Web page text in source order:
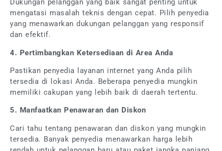
Dukungan pelanggan yang baik sangat penting untuk
mengatasi masalah teknis dengan cepat. Pilih penyedia
yang menawarkan dukungan pelanggan yang responsif
dan efektif.
4. Pertimbangkan Ketersediaan di Area Anda
Pastikan penyedia layanan internet yang Anda pilih
tersedia di lokasi Anda. Beberapa penyedia mungkin
memiliki cakupan yang lebih baik di daerah tertentu.
5. Manfaatkan Penawaran dan Diskon
Cari tahu tentang penawaran dan diskon yang mungkin
tersedia. Banyak penyedia menawarkan harga lebih